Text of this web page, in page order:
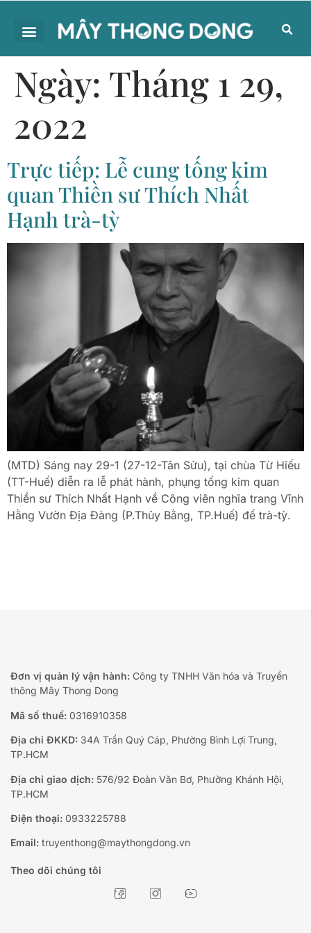
Ngày: Tháng 1 29,
2022
Trực tiếp: Lễ cung tống kim
quan Thiền sư Thích Nhất
Hạnh trà-tỳ
(MTD) Sáng nay 29-1 (27-12-Tân Sửu), tại chùa Từ Hiếu
(TT-Huế) diễn ra lễ phát hành, phụng tống kim quan
Thiền sư Thích Nhất Hạnh về Công viên nghĩa trang Vĩnh
Hằng Vườn Địa Đàng (P.Thủy Bằng, TP.Huế) để trà-tỳ.
Đơn vị quản lý vận hành: Công ty TNHH Văn hóa và Truyền
thông Mây Thong Dong
Mã số thuế: 0316910358
Địa chỉ ĐKKD: 34A Trần Quý Cáp, Phường Bình Lợi Trung,
TP.HCM
Địa chỉ giao dịch: 576/92 Đoàn Văn Bơ, Phường Khánh Hội,
TP.HCM
Điện thoại: 0933225788
Email: truyenthong@maythongdong.vn
Theo dõi chúng tôi